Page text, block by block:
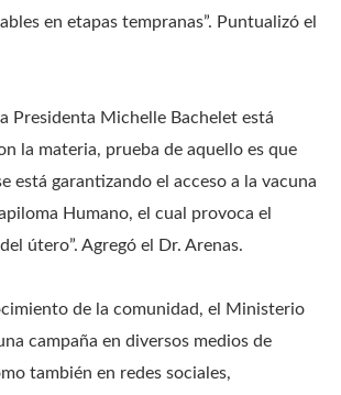
en etapas tempranas”. Puntualizó el
Presidenta Michelle Bachelet está
la materia, prueba de aquello es que
está garantizando el acceso a la vacuna
Humano, el cual provoca el
útero”. Agregó el Dr. Arenas.
de la comunidad, el Ministerio
campaña en diversos medios de
también en redes sociales,